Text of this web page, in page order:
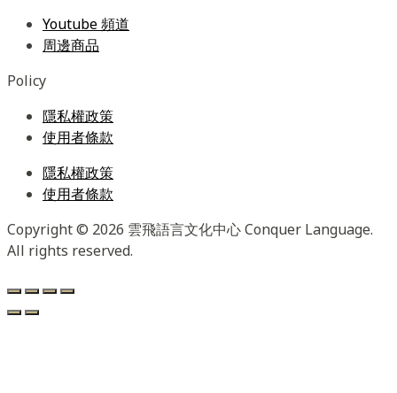
Youtube 頻道
周邊商品
Policy
隱私權政策
使用者條款
隱私權政策
使用者條款
Copyright © 2026 雲飛語言文化中心 Conquer Language.
All rights reserved.